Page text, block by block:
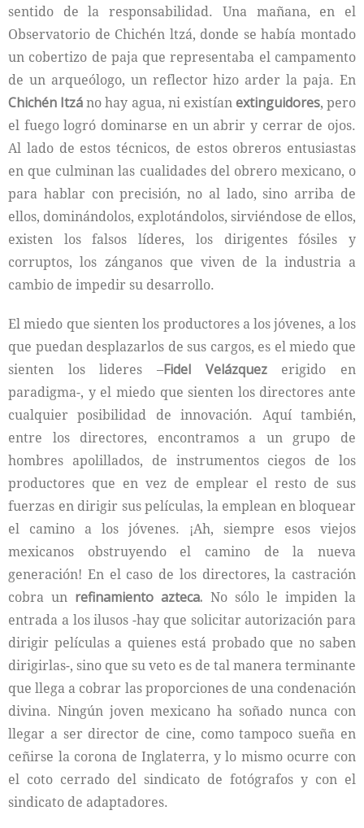
sentido de la responsabilidad. Una mañana, en el
Observatorio de Chichén ltzá, donde se había montado
un cobertizo de paja que representaba el campamento
de un arqueólogo, un reflector hizo arder la paja. En
Chichén Itzáno hay agua, ni existíanextinguidores, pero
el fuego logró dominarse en un abrir y cerrar de ojos.
Al lado de estos técnicos, de estos obreros entusiastas
en que culminan las cualidades del obrero mexicano, o
para hablar con precisión, no al lado, sino arriba de
ellos, dominándolos, explotándolos, sirviéndose de ellos,
existen los falsos líderes, los dirigentes fósiles y
corruptos, los zánganos que viven de la industria a
cambio de impedir su desarrollo.
El miedo que sienten los productores a los jóvenes, a los
que puedan desplazarlos de sus cargos, es el miedo que
sienten los lideres –Fidel Velázquezerigido en
paradigma-, y el miedo que sienten los directores ante
cualquier posibilidad de innovación. Aquí también,
entre los directores, encontramos a un grupo de
hombres apolillados, de instrumentos ciegos de los
productores que en vez de emplear el resto de sus
fuerzas en dirigir sus películas, la emplean en bloquear
el camino a los jóvenes. ¡Ah, siempre esos viejos
mexicanos obstruyendo el camino de la nueva
generación! En el caso de los directores, la castración
cobra un refinamiento azteca. No sólo le impiden la
entrada a los ilusos -hay que solicitar autorización para
dirigir películas a quienes está probado que no saben
di­rigirlas-, sino que su veto es de tal manera terminante
que llega a cobrar las proporciones de una condenación
divina. Ningún joven mexicano ha soñado nunca con
llegar a ser director de cine, como tampoco sueña en
ceñirse la corona de Inglaterra, y lo mismo ocurre con
el coto cerrado del sindicato de fotógrafos y con el
sindicato de adaptadores.